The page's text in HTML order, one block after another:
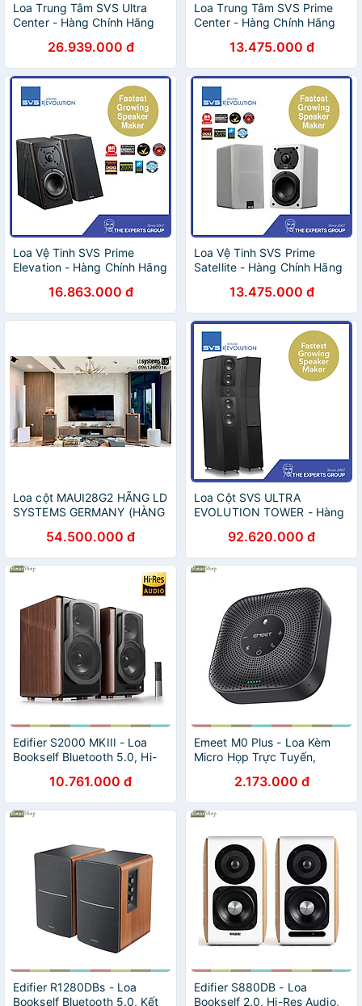
Loa Trung Tâm SVS Ultra
Center - Hàng Chính Hãng
26.939.000 đ
Loa Trung Tâm SVS Prime
Center - Hàng Chính Hãng
13.475.000 đ
Loa Vệ Tinh SVS Prime
Elevation - Hàng Chính Hãng
16.863.000 đ
Loa Vệ Tinh SVS Prime
Satellite - Hàng Chính Hãng
13.475.000 đ
Loa cột MAUI28G2 HÃNG LD
SYSTEMS GERMANY (HÀNG
54.500.000 đ
Loa Cột SVS ULTRA
EVOLUTION TOWER - Hàng
92.620.000 đ
Edifier S2000 MKIII - Loa
Bookself Bluetooth 5.0, Hi-
130W - Hàng chính hãng
10.761.000 đ
Emeet M0 Plus - Loa Kèm
Micro Họp Trực Tuyến,
Âm Thanh Full Duplex Cho
Nhóm 8 Người - Hàng chính
hãng
2.173.000 đ
Edifier R1280DBs - Loa
Bookself Bluetooth 5.0, Kết
Edifier S880DB - Loa
Bookself 2.0, Hi-Res Audio,